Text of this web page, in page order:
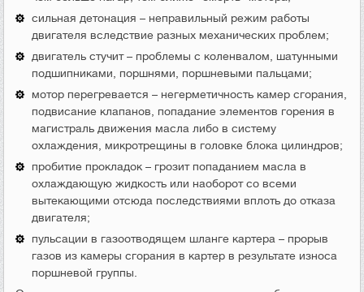
сильная детонация – неправильный режим работы
двигателя вследствие разных механических проблем;
двигатель стучит – проблемы с коленвалом, шатунными
подшипниками, поршнями, поршневыми пальцами;
мотор перегревается – негерметичность камер сгорания,
подвисание клапанов, попадание элементов горения в
магистраль движения масла либо в систему
охлаждения, микротрещины в головке блока цилиндров;
пробитие прокладок – грозит попаданием масла в
охлаждающую жидкость или наоборот со всеми
вытекающими отсюда последствиями вплоть до отказа
двигателя;
пульсации в газоотводящем шланге картера – прорыв
газов из камеры сгорания в картер в результате износа
поршневой группы.